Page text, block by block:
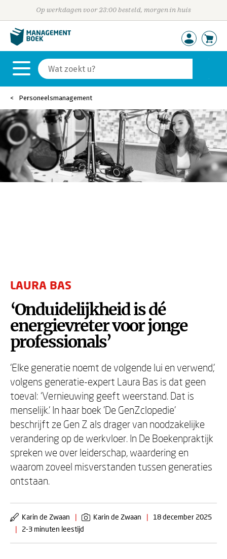
Op werkdagen voor 23:00 besteld, morgen in huis
Personeelsmanagement
LAURA BAS
‘Onduidelijkheid is dé
energievreter voor jonge
professionals’
‘Elke generatie noemt de volgende lui en verwend,’
volgens generatie-expert Laura Bas is dat geen
toeval: ‘Vernieuwing geeft weerstand. Dat is
menselijk.’ In haar boek 'De GenZclopedie'
beschrijft ze Gen Z als drager van noodzakelijke
verandering op de werkvloer. In De Boekenpraktijk
spreken we over leiderschap, waardering en
waarom zoveel misverstanden tussen generaties
ontstaan.
Karin de Zwaan | Karin de Zwaan |
18 december 2025
|
2-3 minuten leestijd